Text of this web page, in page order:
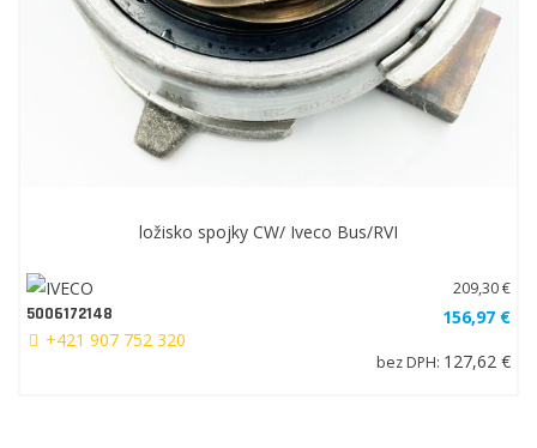
ložisko spojky CW/ Iveco Bus/RVI
5006172148
+421 907 752 320
209,30 €
156,97 €
bez DPH: 127,62 €